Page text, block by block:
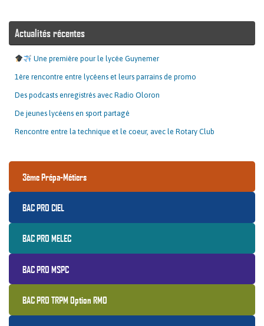
Actualités récentes
Une première pour le lycée Guynemer
1ère rencontre entre lycéens et leurs parrains de promo
Des podcasts enregistrés avec Radio Oloron
De jeunes lycéens en sport partagé
Rencontre entre la technique et le coeur, avec le Rotary Club
3ème Prépa-Métiers
BAC PRO CIEL
BAC PRO MELEC
BAC PRO MSPC
BAC PRO TRPM Option RMO